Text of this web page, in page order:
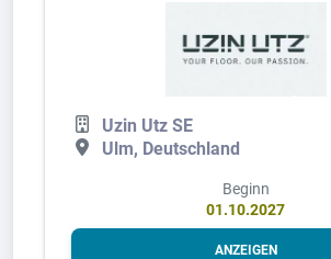
Uzin Utz SE
Ulm, Deutschland
Beginn
01.10.2027
ANZEIGEN